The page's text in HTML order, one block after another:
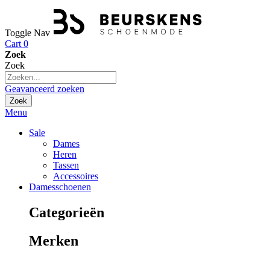
Toggle Nav
Cart 0
Zoek
Zoek
Geavanceerd zoeken
Zoek
Menu
Sale
Dames
Heren
Tassen
Accessoires
Damesschoenen
Categorieën
Merken